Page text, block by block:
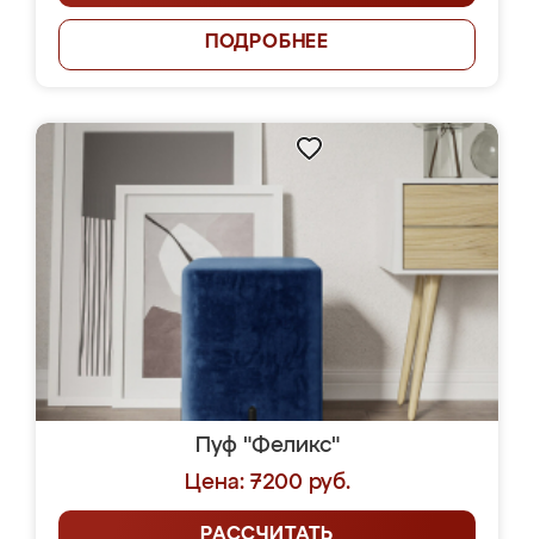
ПОДРОБНЕЕ
Пуф "Феликс"
Цена: 7200 руб.